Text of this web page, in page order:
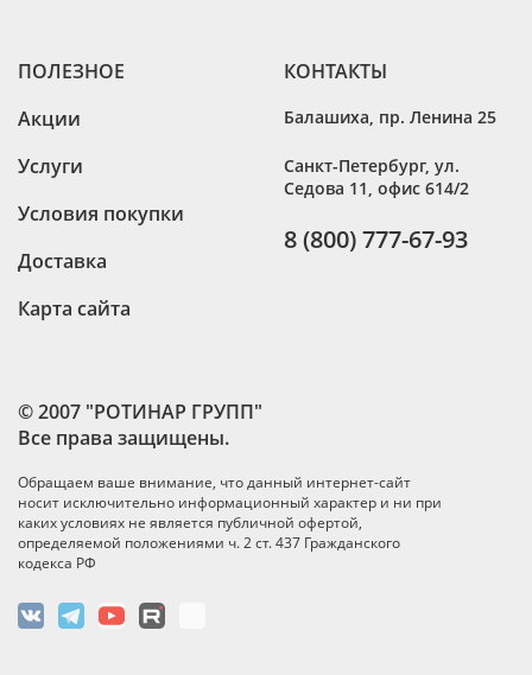
© 2007 "РОТИНАР ГРУПП"
Все права защищены.
Обращаем ваше внимание, что данный интернет-сайт
носит исключительно информационный характер и ни при
каких условиях не является публичной офертой,
определяемой положениями ч. 2 ст. 437 Гражданского
кодекса РФ
ПОЛЕЗНОЕ
Акции
Услуги
Условия покупки
Доставка
Карта сайта
КОНТАКТЫ
Балашиха пр. Ленина 25
Санкт-Петербург, ул.
Седова 11, офис 614/2
8 (800) 777-67-93